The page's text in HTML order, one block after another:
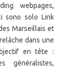
webpages,
sono solo Link
Marseillais et
dans une
en tête :
généralistes,